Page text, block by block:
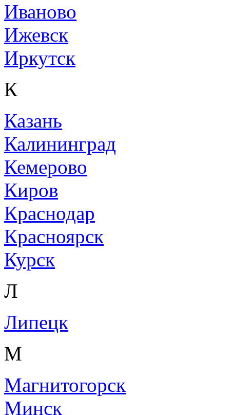
Иваново
Ижевск
Иркутск
К
Казань
Калининград
Кемерово
Киров
Краснодар
Красноярск
Курск
Л
Липецк
М
Магнитогорск
Минск